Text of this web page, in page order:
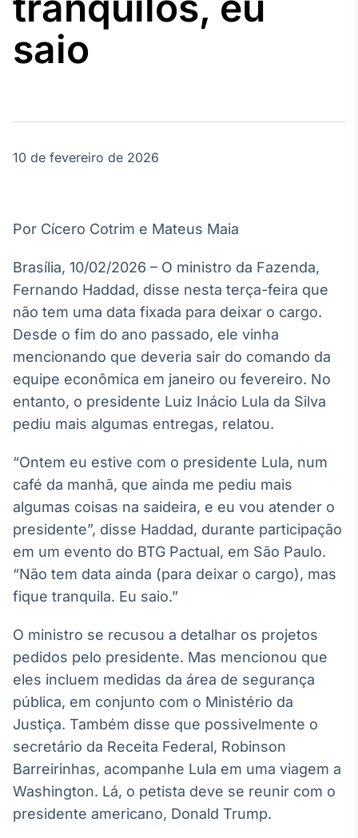
Agro
Broadcast
Energia
energia elétrica
no Brasil
Broadcast
White Label
Plataforma para
personalizados
Soluções de Dados
e Conteúdos
Broadcast
OTC
Plataforma para
negociação de
ativos
integração de
conteúdos e
dados
Broadcast
Ticker
Cotações e
notícias
saio
10 de fevereiro de 2026
Por Cícero Cotrim e Mateus Maia
Brasília, 10/02/2026 – O ministro da Fazenda,
Fernando Haddad, disse nesta terça-feira que
não tem uma data fixada para deixar o cargo.
Desde o fim do ano passado, ele vinha
mencionando que deveria sair do comando da
equipe econômica em janeiro ou fevereiro. No
entanto, o presidente Luiz Inácio Lula da Silva
pediu mais algumas entregas, relatou.
“Ontem eu estive com o presidente Lula, num
café da manhã, que ainda me pediu mais
algumas coisas na saideira, e eu vou atender o
presidente”, disse Haddad, durante participação
em um evento do BTG Pactual, em São Paulo.
“Não tem data ainda (para deixar o cargo), mas
fique tranquila. Eu saio.”
O ministro se recusou a detalhar os projetos
pedidos pelo presidente. Mas mencionou que
eles incluem medidas da área de segurança
pública, em conjunto com o Ministério da
Justiça. Também disse que possivelmente o
secretário da Receita Federal, Robinson
Barreirinhas, acompanhe Lula em uma viagem a
Washington. Lá, o petista deve se reunir com o
presidente americano, Donald Trump.